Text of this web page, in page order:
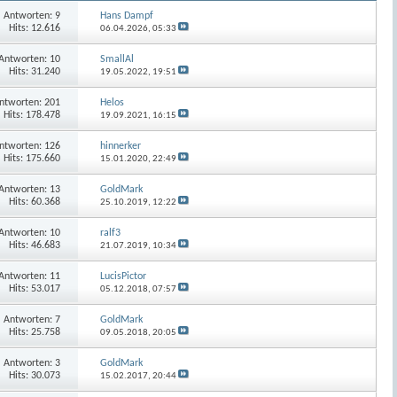
Antworten: 9
Hits: 12.616
Hans Dampf
06.04.2026,05:33
10
Hits: 31.240
SmallAl
19.05.2022, 19:51
201
Hits: 178.478
Helos
19.09.2021, 16:15
126
Hits: 175.660
hinnerker
15.01.2020,22:49
13
Hits: 60.368
GoldMark
25.10.2019, 12:22
10
Hits: 46.683
ralf3
21.07.2019, 10:34
11
Hits: 53.017
LucisPictor
05.12.2018,07:57
Antworten: 7
Hits: 25.758
GoldMark
09.05.2018,20:05
Antworten: 3
Hits: 30.073
GoldMark
15.02.2017,20:44